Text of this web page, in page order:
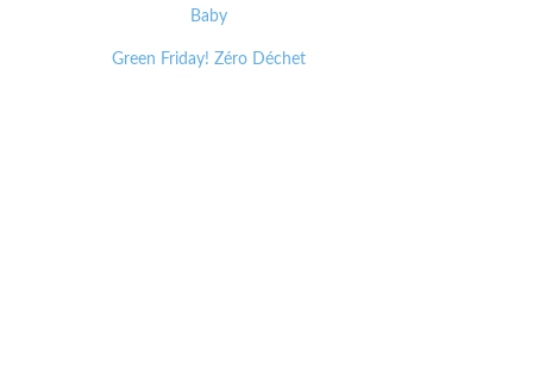
Baby
Green Friday! Zéro Déchet